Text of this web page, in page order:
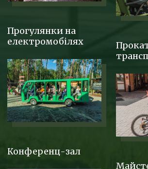
Прогулянки на
електромобілях
Конференц-зал